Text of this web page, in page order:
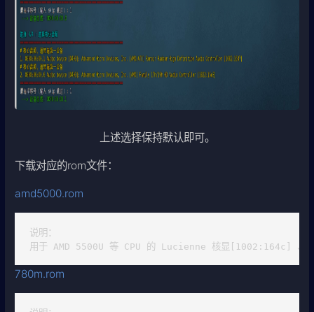
上述选择保持默认即可。
下载对应的rom文件：
amd5000.rom
说明：
用于 AMD 5500U 等 CPU 的 Lucienne 核显[1002:164c]
780m.rom